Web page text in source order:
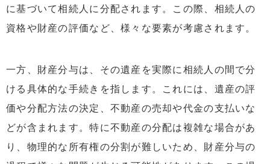
に基づいて相続人に分配されます。この際、相続人の
資格や財産の評価など、様々な要素が考慮されます。
一方、財産分与は、その遺産を実際に相続人の間で分
ける具体的な手続きを指します。これには、遺産の評
価や分配方法の決定、不動産の売却や代金の支払いな
どが含まれます。特に不動産の分配は複雑な場合があ
り、物理的な所有権の分割が難しいため、財産分与の